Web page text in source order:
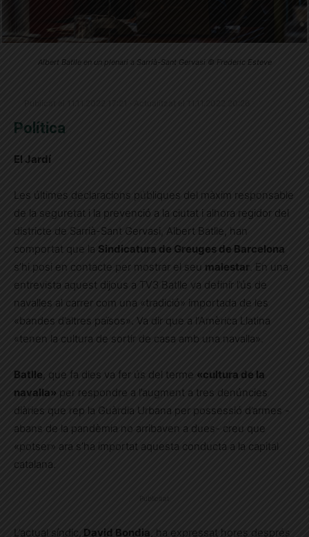
Albert Batlle en un plenari a Sarrià-Sant Gervasi © Frederic Esteve
Política
El Jardí
Les últimes declaracions públiques del màxim responsable
de la seguretat i la prevenció a la ciutat i alhora regidor del
districte de Sarrià-Sant Gervasi, Albert Batlle, han
comportat que la Sindicatura de Greuges de Barcelona
s’hi posi en contacte per mostrar el seu malestar . En una
entrevista aquest dijous a TV3 Batlle va definir l’ús de
navalles al carrer com una «tradició» importada de les
«bandes d’altres països». Va dir que a l ‘Amèrica Llatina
«tenen la cultura de sortir de casa amb una navalla»
Batlle, que fa dies va fer ús del terme «cultura de la
navalla» per respondre a l’augment a tres denúncies
diàries que rep la Guàrdia Urbana per possessió d’armes -
abans de la pandèmia no arribaven a dues- creu que
«potser» ara s’ha importat aquesta conducta a la capital
catalana.
L’actual síndic, David Bondia, ha expressat hores després